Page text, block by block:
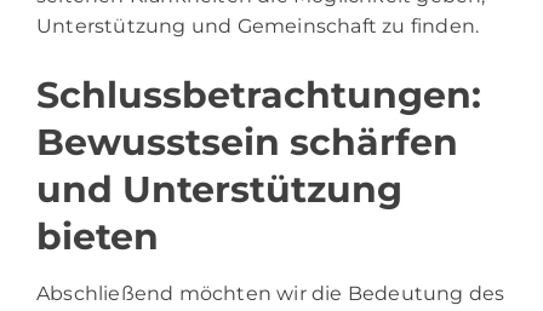
Unterstützung und Gemeinschaft zu finden.
Schlussbetrachtungen:
Bewusstsein schärfen
und Unterstützung
bieten
Abschließend möchten wir die Bedeutung des